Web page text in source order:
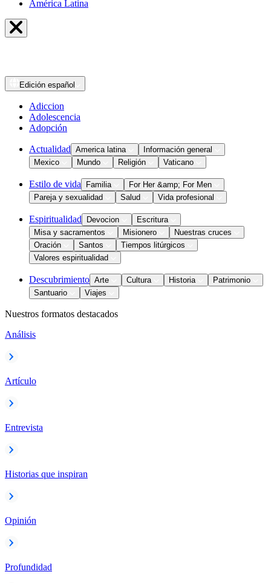
América Latina
Edición español
Adiccion
Adolescencia
Adopción
Actualidad America latina
Información general
Mexico
Mundo Religión Vaticano
Estilo de vida Familia
For Her &amp; For Men
Pareja y sexualidad
Salud Vida profesional
Espiritualidad Devocion
Escritura
Misa y sacramentos
Misionero
Nuestras cruces
Oración
Santos
Tiempos litúrgicos
Valores espiritualidad
Descubrimiento Arte Cultura Historia
Patrimonio
Santuario
Viajes
Nuestros formatos destacados
Análisis
Artículo
Entrevista
Historias que inspiran
Opinión
Profundidad